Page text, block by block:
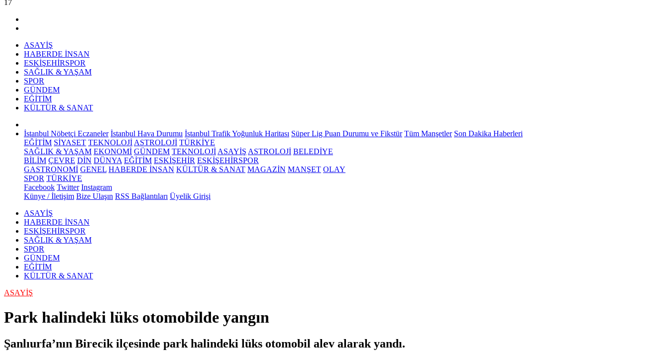
17
ASAYİŞ
HABERDE İNSAN
ESKİŞEHİRSPOR
SAĞLIK & YAŞAM
SPOR
GÜNDEM
EĞİTİM
KÜLTÜR & SANAT
İstanbul Nöbetçi Eczaneler İstanbul Hava Durumu İstanbul Trafik Yoğunluk Haritası Süper Lig Puan Durumu ve Fikstür Tüm Manşetler Son Dakika Haberleri
EĞİTİM SİYASET TEKNOLOJİ ASTROLOJİ TÜRKİYE
SAĞLIK & YAŞAM EKONOMİ GÜNDEM TEKNOLOJİ ASAYİŞ ASTROLOJİ BELEDİYE
BİLİM ÇEVRE DİN DÜNYA EĞİTİM ESKİŞEHİR ESKİŞEHİRSPOR
GASTRONOMİ GENEL HABERDE İNSAN KÜLTÜR & SANAT MAGAZİN MANŞET OLAY
SPOR TÜRKİYE
Facebook Twitter Instagram
Künye / İletişim Bize Ulaşın RSS Bağlantıları Üyelik Girişi
ASAYİŞ
HABERDE İNSAN
ESKİŞEHİRSPOR
SAĞLIK & YAŞAM
SPOR
GÜNDEM
EĞİTİM
KÜLTÜR & SANAT
ASAYİŞ
Park halindeki lüks otomobilde yangın
Şanlıurfa’nın Birecik ilçesinde park halindeki lüks otomobil alev alarak yandı.